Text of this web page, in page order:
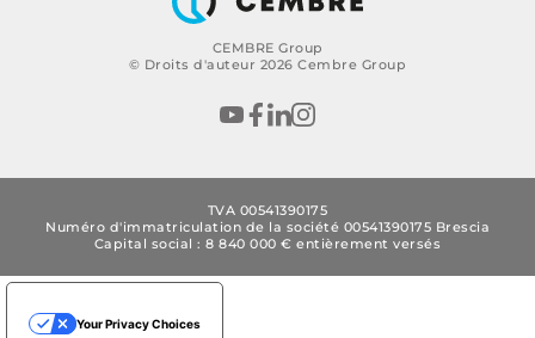
CEMBRE Group
© Droits d'auteur 2026 Cembre Group
TVA 00541390175
Numéro d'immatriculation de la société 00541390175 Brescia
Capital social : 8 840 000 € entièrement versés
Your Privacy Choices